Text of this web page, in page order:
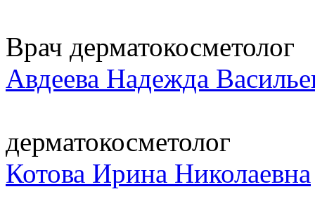
Врач дерматокосметолог
Авдеева Надежда
дерматокосметолог
Котова Ирина Николаевна